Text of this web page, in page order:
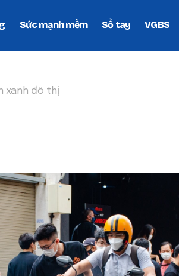
Sức mạnh mềm Sổ tay VGBS
xanh đô thị